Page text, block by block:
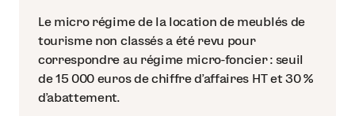
Le micro régime de la location de meublés de
tourisme non classés a été revu pour
correspondre au régime micro-foncier : seuil
de 15 000 euros de chiffre d’affaires HT et 30 %
d’abattement.